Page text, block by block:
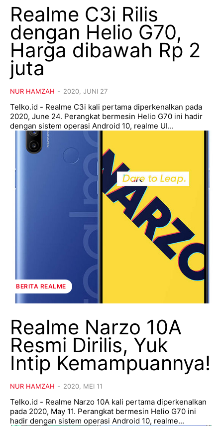
Realme C3i Rilis
dengan Helio G70,
Harga dibawah Rp 2
juta
NUR HAMZAH - 2020, JUNI 27
Telko.id - Realme C3i kali pertama diperkenalkan pada
2020, June 24. Perangkat bermesin Helio G70 ini hadir
dengan sistem operasi Android 10, realme UI...
BERITA REALME
Realme Narzo 10A
Resmi Dirilis, Yuk
Intip Kemampuannya!
NUR HAMZAH - 2020, MEI 11
Telko.id - Realme Narzo 10A kali pertama diperkenalkan
pada 2020, May 11. Perangkat bermesin Helio G70 ini
hadir dengan sistem operasi Android 10, realme...